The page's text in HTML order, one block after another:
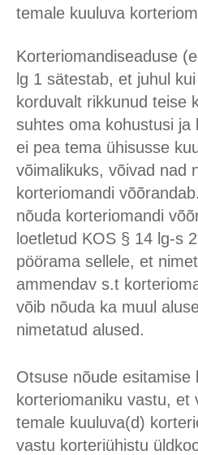
temale kuuluva
Korteriomandiseaduse
lg 1 sätestab, et juhul
korduvalt rikkunud teise
suhtes oma kohustusi ja
ei pea tema ühisusse
võimalikuks, võivad nad
korteriomandi
nõuda korteriomandi
loetletud KOS § 14 lg-s
pöörama sellele, et
ammendav s.t
võib nõuda ka muul
nimetatud alused.
Otsuse nõude esitamise
korteriomaniku vastu, et
temale kuuluva(d)
vastu korteriühistu